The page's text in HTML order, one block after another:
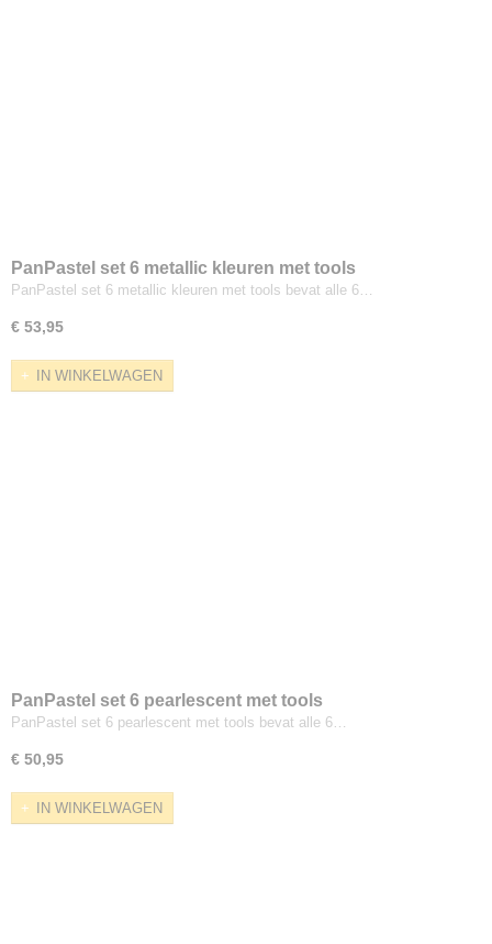
PanPastel set 6 metallic kleuren met tools
PanPastel set 6 metallic kleuren met tools bevat alle 6…
€ 53,95
IN WINKELWAGEN
PanPastel set 6 pearlescent met tools
PanPastel set 6 pearlescent met tools bevat alle 6…
€ 50,95
IN WINKELWAGEN